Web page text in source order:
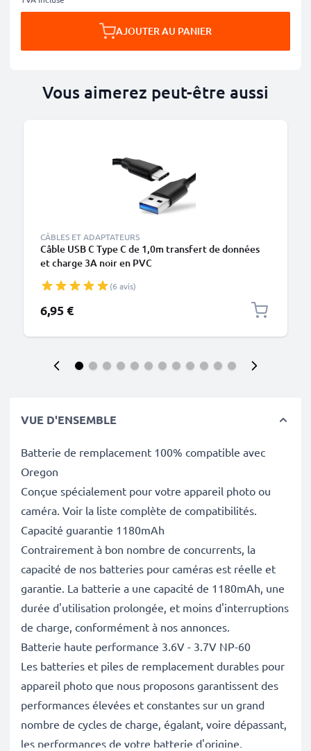
AJOUTER AU PANIER
Vous aimerez peut-être aussi
CÂBLES ET ADAPTATEURS
Câble USB C Type C de 1,0m transfert de données
et charge 3A noir en PVC
(6 avis)
6,95 €
VUE D'ENSEMBLE
Batterie de remplacement 100% compatible avec
Oregon
Conçue spécialement pour votre appareil photo ou
caméra. Voir la liste complète de compatibilités.
Capacité guarantie 1180mAh
Contrairement à bon nombre de concurrents, la
capacité de nos batteries pour caméras est réelle et
garantie. La batterie a une capacité de 1180mAh, une
durée d'utilisation prolongée, et moins d'interruptions
de charge, conformément à nos annonces.
Batterie haute performance 3.6V - 3.7V NP-60
Les batteries et piles de remplacement durables pour
appareil photo que nous proposons garantissent des
performances élevées et constantes sur un grand
nombre de cycles de charge, égalant, voire dépassant,
les performances de votre batterie d'origine.